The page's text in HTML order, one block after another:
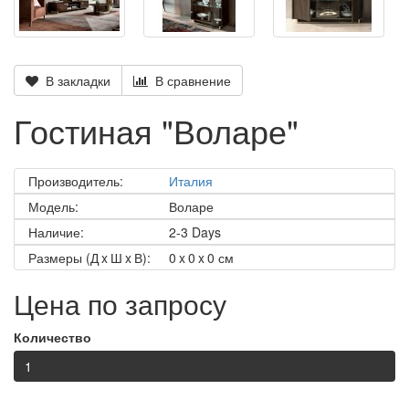
В закладки В сравнение
Гостиная "Воларе"
Производитель:
Италия
Модель:
Воларе
Наличие:
2-3 Days
Размеры (Д x Ш x В):
0 x 0 x 0 см
Цена по запросу
Количество